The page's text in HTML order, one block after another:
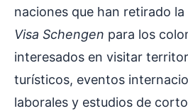
naciones que han retirado la
Visa Schengen para los
interesados en visitar
turísticos, eventos
laborales y estudios de